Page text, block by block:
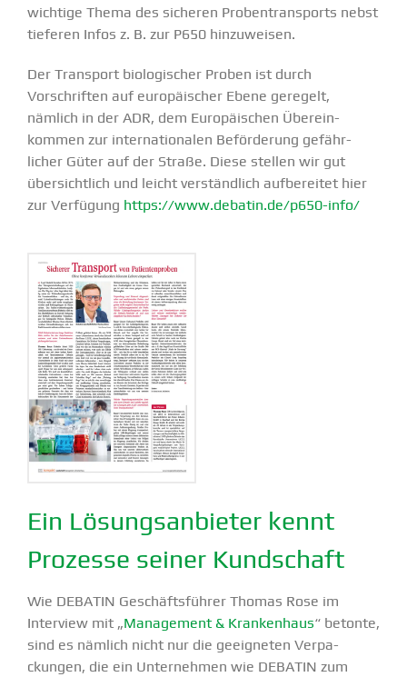
wichtige Thema des sicheren Proben­trans­ports nebst
tieferen Infos z. B. zur P650 hinzu­weisen.
Der Transport biolo­gi­scher Proben ist durch
Vorschriften auf europäi­scher Ebene geregelt,
nämlich in der ADR, dem Europäi­schen Überein­
kommen zur inter­na­tio­nalen Beför­derung gefähr­
licher Güter auf der Straße. Diese stellen wir gut
übersichtlich und leicht verständlich aufbe­reitet hier
zur Verfügung https://www.debatin.de/p650-info/
Ein Lösungs­an­bieter kennt
Prozesse seiner Kundschaft
Wie DEBATIN Geschäfts­führer Thomas Rose im
Interview mit „Management & Krankenhaus“ betonte,
sind es nämlich nicht nur die geeig­neten Verpa­
ckungen, die ein Unter­nehmen wie DEBATIN zum